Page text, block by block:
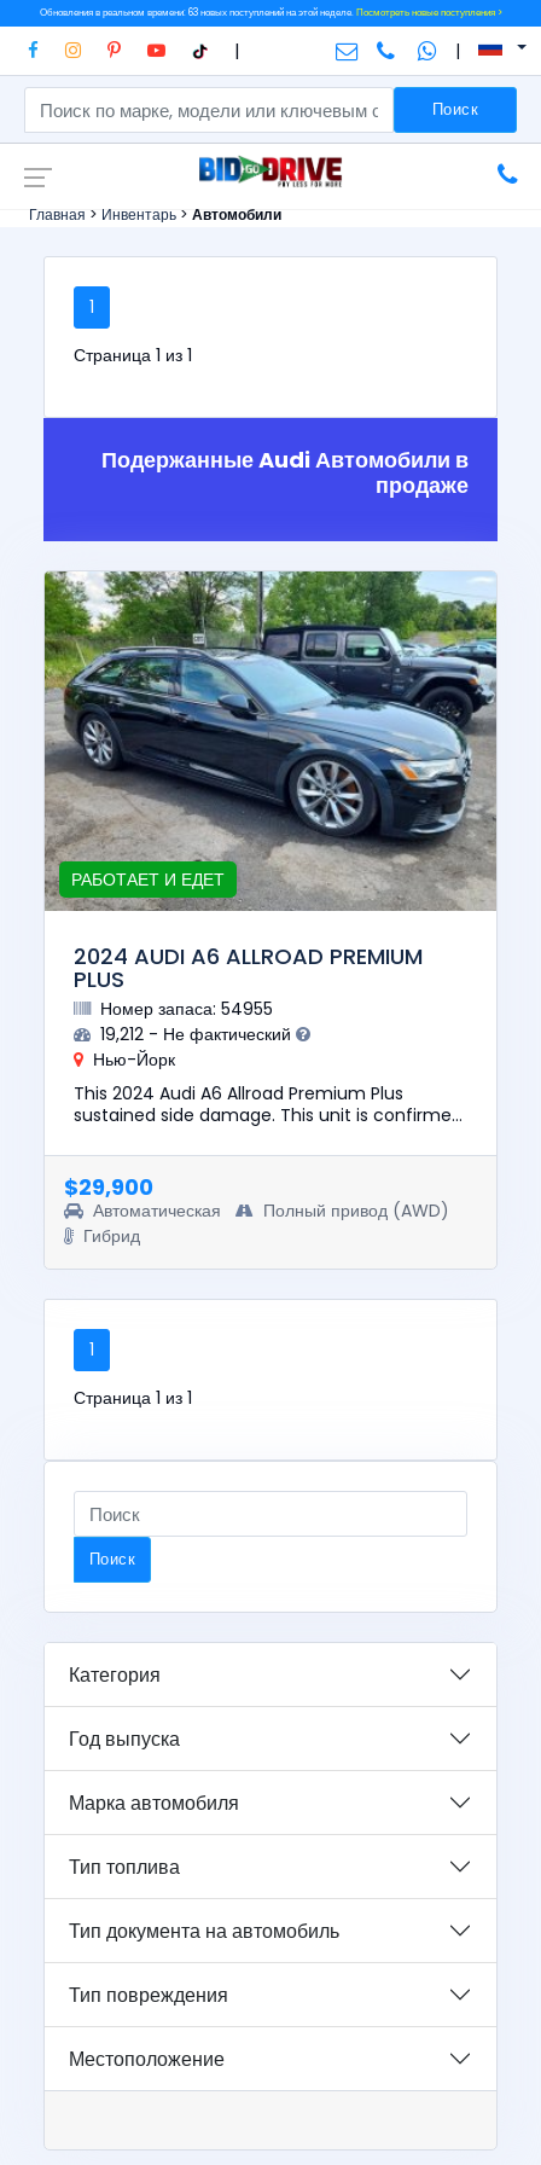
Обновления в реальном времени: 63 новых поступлений на этой неделе.Посмотреть новые поступления >
| |
Поиск
Главная > Инвентарь > Автомобили
1
Страница 1 из 1
Подержанные Audi Автомобили в
продаже
РАБОТАЕТ И ЕДЕТ
2024 AUDI A6 ALLROAD PREMIUM
PLUS
Номер запаса: 54955
19,212 - Не фактический
Нью-Йорк
This 2024 Audi A6 Allroad Premium Plus
sustained side damage. This unit is confirmed
this vehicle was $54599....
$29,900
Автоматическая
Полный привод (AWD)
Гибрид
1
Страница 1 из 1
Поиск
Категория
Год выпуска
Марка автомобиля
Тип топлива
Тип документа на автомобиль
Тип повреждения
Местоположение